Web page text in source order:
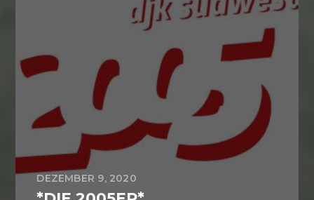
DEZEMBER 9, 2020